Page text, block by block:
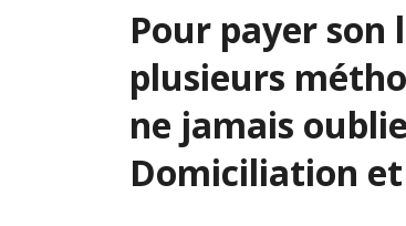
Pour payer son
plusieurs
ne jamais
Domiciliation